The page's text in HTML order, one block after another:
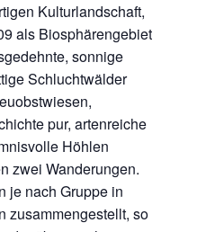
Kulturlandschaft,
als Biosphärengebiet
sonnige
Schluchtwälder
pur, artenreiche
Höhlen
zwei Wanderungen.
je nach Gruppe in
zusammengestellt, so